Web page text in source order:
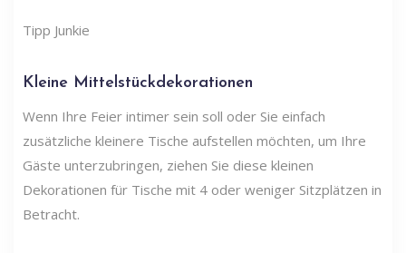
Tipp Junkie
Kleine Mittelstückdekorationen
Wenn Ihre Feier intimer sein soll oder Sie einfach
zusätzliche kleinere Tische aufstellen möchten, um Ihre
Gäste unterzubringen, ziehen Sie diese kleinen
Dekorationen für Tische mit 4 oder weniger Sitzplätzen in
Betracht.